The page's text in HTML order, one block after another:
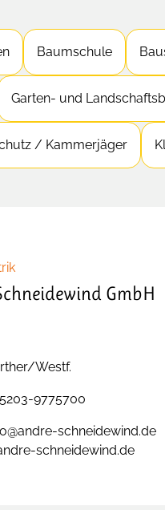
Baumschule
Garten- und
/ Kammerjäger
GmbH
Westf.
9775700
schneidewind.de
schneidewind.de